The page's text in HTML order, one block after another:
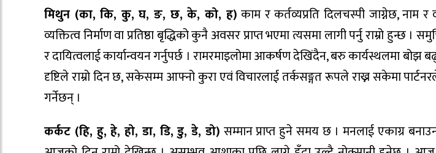
मिथुन (का, कि, कु, घ, ङ, छ, के, को, ह) काम र कर्तव्यप्रति दिलचस्पी जाग्नेछ,
व्यक्तित्व निर्माण वा प्रतिष्ठा बृद्धिको कुनै अवसर प्राप्त भएमा त्यसमा लागी पर्नु राम्रो हुन्छ
र दायित्वलाई कार्यान्वयन गर्नुपर्छ । रामरमाइलोमा आकर्षण देखिंदैन, बरु कार्यस्थलमा बोझ
दृष्टिले राम्रो दिन छ, सकेसम्म आफ्नो कुरा एवं विचारलाई तर्कसङ्गत रूपले राख्न सकेमा
गर्नेछन् ।
कर्कट (हि, हु, हे, हो, डा, डि, डु, डे, डो) सम्मान प्राप्त हुने समय छ । मनलाई एकाग्र